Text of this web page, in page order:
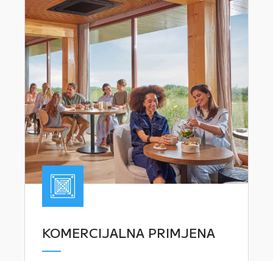
KOMERCIJALNA PRIMJENA